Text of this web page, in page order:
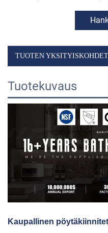
TUOTEN YKSITYISKOHDET
Tuotekuvaus
Kaupallinen